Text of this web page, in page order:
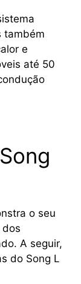
também
e
até 50
o seu
A seguir,
do Song L